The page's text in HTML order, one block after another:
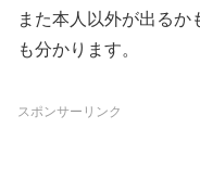
また本人以外が出るか
も分かります。
スポンサーリンク